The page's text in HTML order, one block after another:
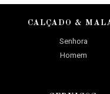
CALÇADO &
Senhora
Homem